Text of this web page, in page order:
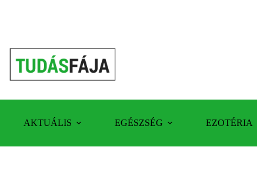
AKTUÁLIS EGÉSZSÉG EZOTÉRIA